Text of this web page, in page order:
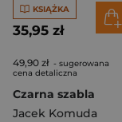
KSIĄŻKA
35,95 zł
49,90 zł - sugerowana
cena detaliczna
Czarna szabla
Jacek Komuda